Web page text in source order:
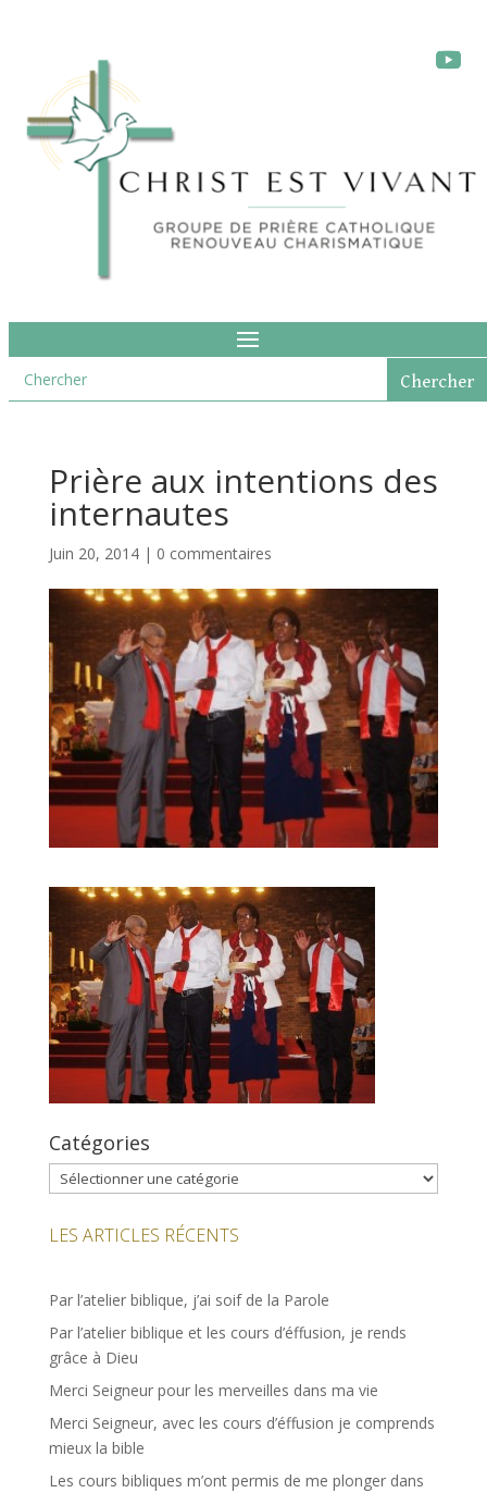
Prière aux intentions des
internautes
Juin 20, 2014| 0 commentaires
Catégories
Catégories
LES ARTICLES RÉCENTS
Par l’atelier biblique, j’ai soif de la Parole
Par l’atelier biblique et les cours d’éffusion, je rends
grâce à Dieu
Merci Seigneur pour les merveilles dans ma vie
Merci Seigneur, avec les cours d’éffusion je comprends
mieux la bible
Les cours bibliques m’ont permis de me plonger dans